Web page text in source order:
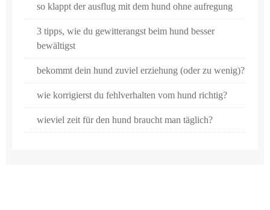
so klappt der ausflug mit dem hund ohne aufregung
3 tipps, wie du gewitterangst beim hund besser
bewältigst
bekommt dein hund zuviel erziehung (oder zu wenig)?
wie korrigierst du fehlverhalten vom hund richtig?
wieviel zeit für den hund braucht man täglich?